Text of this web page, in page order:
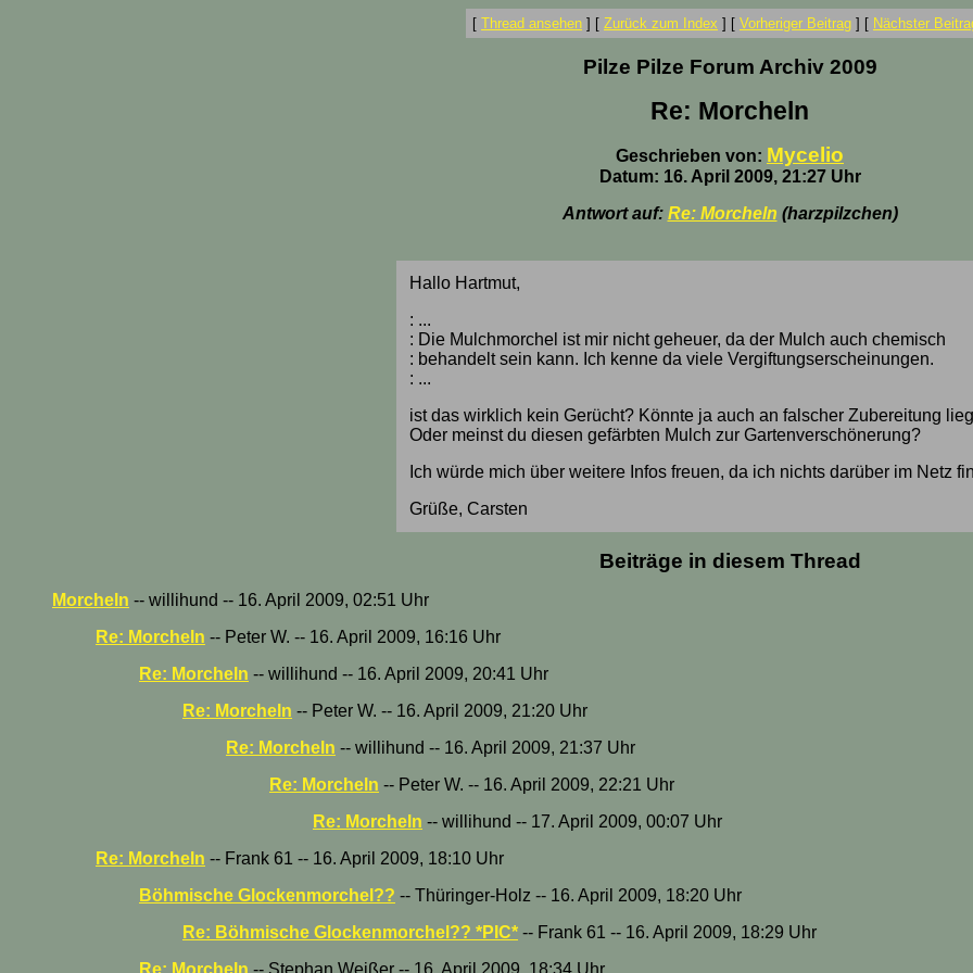
[ Thread ansehen ] [ Zurück zum Index ] [ Vorheriger Beitrag ] [ Nächster
Pilze Pilze Forum Archiv 2009
Re: Morcheln
Geschrieben von: Mycelio
Datum: 16. April 2009, 21:27 Uhr
Antwort auf: Re: Morcheln (harzpilzchen)
Hallo Hartmut,
: ...
: Die Mulchmorchel ist mir nicht geheuer, da der Mulch auch chemisch
: behandelt sein kann. Ich kenne da viele Vergiftungserscheinungen.
: ...
ist das wirklich kein Gerücht? Könnte ja auch an falscher Zubereitung
Oder meinst du diesen gefärbten Mulch zur Gartenverschönerung?
Ich würde mich über weitere Infos freuen, da ich nichts darüber im Netz
Grüße, Carsten
Beiträge in diesem Thread
Morcheln -- willihund -- 16. April 2009, 02:51 Uhr
Re: Morcheln -- Peter W. -- 16. April 2009, 16:16 Uhr
Re: Morcheln -- willihund -- 16. April 2009, 20:41 Uhr
Re: Morcheln -- Peter W. -- 16. April 2009, 21:20 Uhr
Re: Morcheln -- willihund -- 16. April 2009, 21:37 Uhr
Re: Morcheln -- Peter W. -- 16. April 2009, 22:21 Uhr
Re: Morcheln -- willihund -- 17. April 2009, 00:07 Uhr
Re: Morcheln -- Frank 61 -- 16. April 2009, 18:10 Uhr
Böhmische Glockenmorchel?? -- Thüringer-Holz -- 16. April 2009, 18:20 Uhr
Re: Böhmische Glockenmorchel?? *PIC* -- Frank 61 -- 16. April 2009, 18:29 Uhr
Re: Morcheln -- Stephan Weißer -- 16. April 2009, 18:34 Uhr